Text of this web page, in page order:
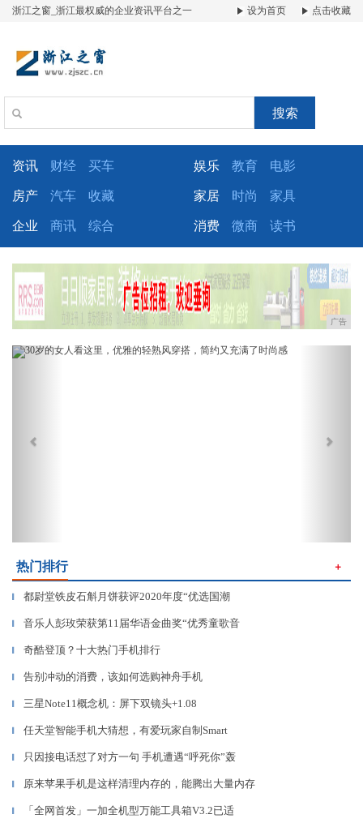
浙江之窗_浙江最权威的企业资讯平台之一 设为首页 点击收藏
搜索
资讯 财经 买车 娱乐 教育 电影
房产 汽车 收藏 家居 时尚 家具
企业 商讯 综合 消费 微商 读书
广告
Previous
热门排行 ＋
▎ 都尉堂铁皮石斛月饼获评2020年度“优选国潮
▎ 音乐人彭玫荣获第11届华语金曲奖“优秀童歌音
▎ 奇酷登顶？十大热门手机排行
▎ 告别冲动的消费，该如何选购神舟手机
▎ 三星Note11概念机：屏下双镜头+1.08
▎ 任天堂智能手机大猜想，有爱玩家自制Smart
▎ 只因接电话怼了对方一句 手机遭遇“呼死你”轰
▎ 原来苹果手机是这样清理内存的，能腾出大量内存
▎ 「全网首发」一加全机型万能工具箱V3.2已适